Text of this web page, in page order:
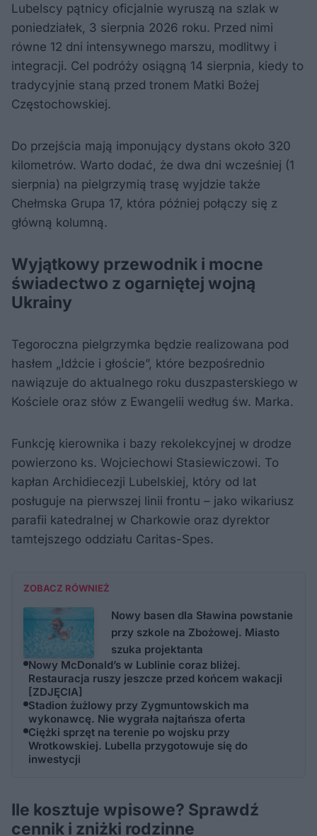
Lubelscy pątnicy oficjalnie wyruszą na szlak w
poniedziałek, 3 sierpnia 2026 roku. Przed nimi
równe 12 dni intensywnego marszu, modlitwy i
integracji. Cel podróży osiągną 14 sierpnia, kiedy to
tradycyjnie staną przed tronem Matki Bożej
Częstochowskiej.
Do przejścia mają imponujący dystans około 320
kilometrów. Warto dodać, że dwa dni wcześniej (1
sierpnia) na pielgrzymią trasę wyjdzie także
Chełmska Grupa 17, która później połączy się z
główną kolumną.
Wyjątkowy przewodnik i mocne
świadectwo z ogarniętej wojną
Ukrainy
Tegoroczna pielgrzymka będzie realizowana pod
hasłem „Idźcie i głoście”, które bezpośrednio
nawiązuje do aktualnego roku duszpasterskiego w
Kościele oraz słów z Ewangelii według św. Marka.
Funkcję kierownika i bazy rekolekcyjnej w drodze
powierzono ks. Wojciechowi Stasiewiczowi. To
kapłan Archidiecezji Lubelskiej, który od lat
posługuje na pierwszej linii frontu – jako wikariusz
parafii katedralnej w Charkowie oraz dyrektor
tamtejszego oddziału Caritas-Spes.
ZOBACZ RÓWNIEŻ
Nowy basen dla Sławina powstanie
przy szkole na Zbożowej. Miasto
szuka projektanta
Nowy McDonald’s w Lublinie coraz bliżej.
Restauracja ruszy jeszcze przed końcem wakacji
[ZDJĘCIA]
Stadion żużlowy przy Zygmuntowskich ma
wykonawcę. Nie wygrała najtańsza oferta
Ciężki sprzęt na terenie po wojsku przy
Wrotkowskiej. Lubella przygotowuje się do
inwestycji
Ile kosztuje wpisowe? Sprawdź
cennik i zniżki rodzinne